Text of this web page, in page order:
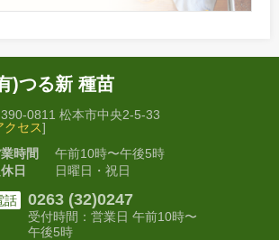
)つる新 種苗
0811 松本市中央2-5-33
クセス]
時間
午前10時〜午後5時
日
日曜日・祝日
話 0263 (32)0247
受付時間：営業日 午前10時〜
午後5時